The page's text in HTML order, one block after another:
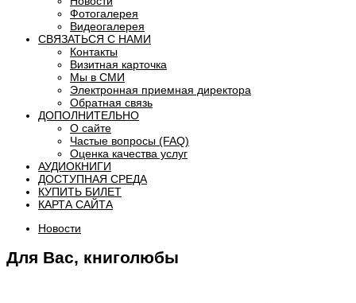
Фотогалерея
Видеогалерея
СВЯЗАТЬСЯ С НАМИ
Контакты
Визитная карточка
Мы в СМИ
Электронная приемная директора
Обратная связь
ДОПОЛНИТЕЛЬНО
О сайте
Частые вопросы (FAQ)
Оценка качества услуг
АУДИОКНИГИ
ДОСТУПНАЯ СРЕДА
КУПИТЬ БИЛЕТ
КАРТА САЙТА
Новости
Для Вас, книголюбы